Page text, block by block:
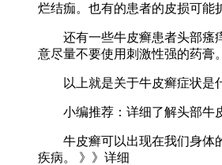
烂结痂。也有的患者的皮损可能
还有一些牛皮癣患者头部瘙痒
意尽量不要使用刺激性强的药膏。
以上就是关于牛皮癣症状是什
小编推荐：详细了解头部牛
牛皮癣可以出现在我们身体的
疾病。 》》详细